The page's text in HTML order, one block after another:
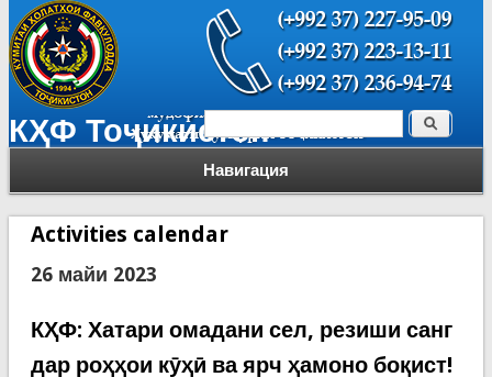
КҲФ Тоҷикистон
Навигация
Форма поиска Поиск
Activities calendar
26 майи 2023
КҲФ: Хатари омадани сел, резиши санг
дар роҳҳои кӯҳӣ ва ярч ҳамоно боқист!